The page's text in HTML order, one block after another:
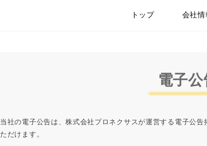
トップ 会社情
電子公
当社の電子公告は、株式会社プロネクサスが運営する電子公
ただけます。